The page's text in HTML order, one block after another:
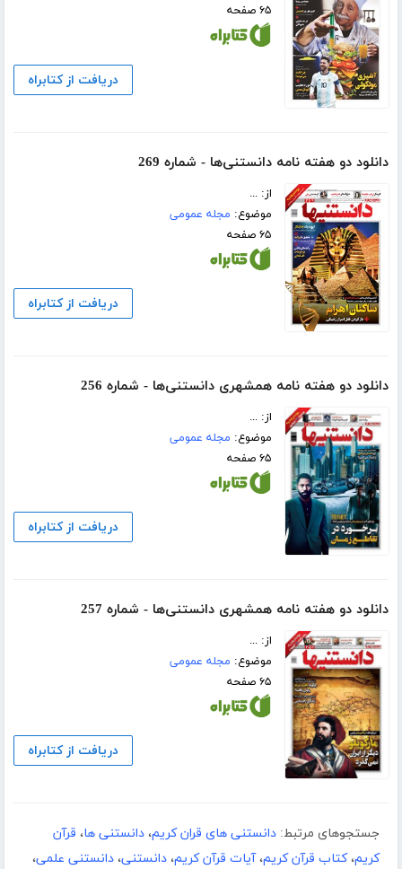
۶۵ صفحه
دریافت از کتابراه
دانلود دو هفته نامه دانستنی‌ها - شماره 269
از: ...
موضوع: مجله عمومی
۶۵ صفحه
دریافت از کتابراه
دانلود دو هفته نامه همشهری دانستنی‌ها - شماره 256
از: ...
موضوع: مجله عمومی
۶۵ صفحه
دریافت از کتابراه
دانلود دو هفته نامه همشهری دانستنی‌ها - شماره 257
از: ...
موضوع: مجله عمومی
۶۵ صفحه
دریافت از کتابراه
جستجوهای مرتبط: دانستنی های قران کریم، دانستنی ها، قرآن
کریم،کتاب قرآن کریم،آیات قرآن کریم، دانستنی، دانستنی علمی،